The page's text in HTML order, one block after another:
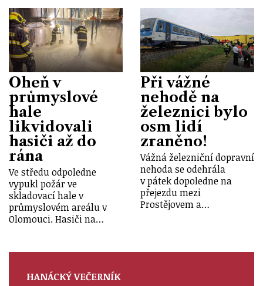
Oheň v
průmyslové
hale
likvidovali
hasiči až do
rána
Ve středu odpoledne
vypukl požár ve
skladovací hale v
průmyslovém areálu v
Olomouci. Hasiči na…
Při vážné
nehodě na
železnici bylo
osm lidí
zraněno!
Vážná železniční dopravní
nehoda se odehrála
v pátek dopoledne na
přejezdu mezi
Prostějovem a…
HANÁCKÝ VEČERNÍK